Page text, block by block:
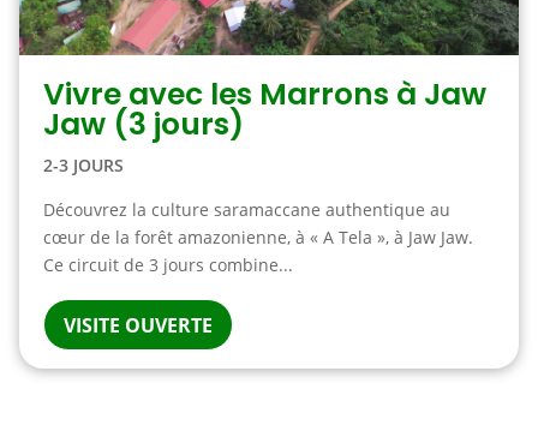
Vivre avec les Marrons à Jaw
Jaw (3 jours)
2-3 JOURS
Découvrez la culture saramaccane authentique au
cœur de la forêt amazonienne, à « A Tela », à Jaw Jaw.
Ce circuit de 3 jours combine...
VISITE OUVERTE